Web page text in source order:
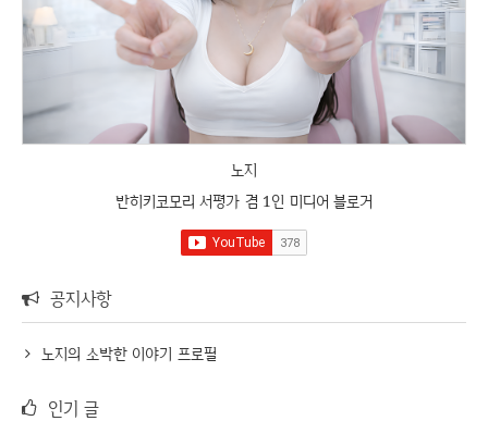
노지
반히키코모리 서평가 겸 1인 미디어 블로거
공지사항
노지의 소박한 이야기 프로필
인기 글